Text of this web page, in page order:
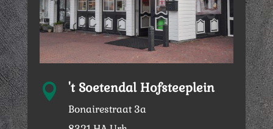
 't Soetendal Hofsteeplein
Bonairestraat 3a